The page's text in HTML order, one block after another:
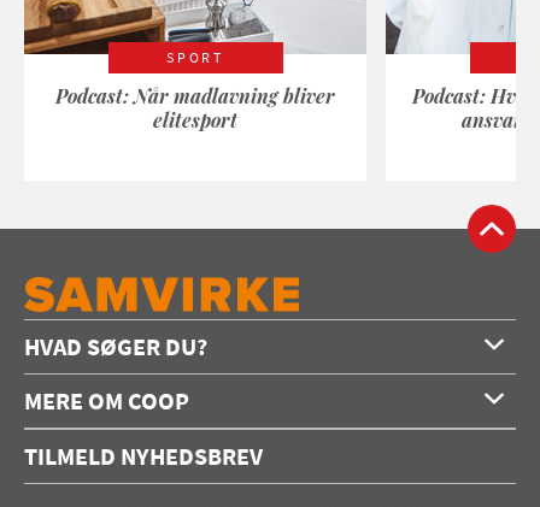
SPORT
Podcast: Når madlavning bliver
elitesport
Podcast:
HVAD SØGER DU?
Opskrifter
Konkurrencer
MERE OM COOP
Annoncering
TILMELD NYHEDSBREV